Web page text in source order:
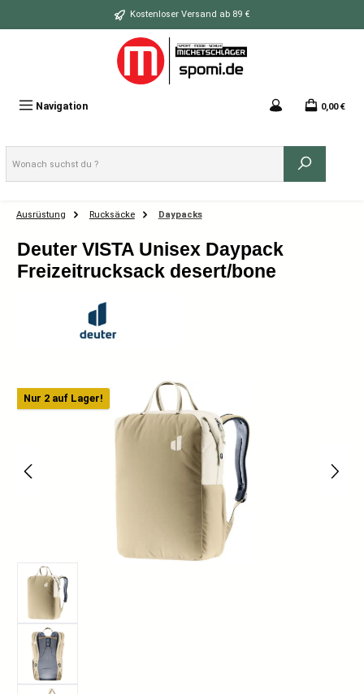
Zum Hauptinhalt springen Kostenloser Versand ab 89 €
Navigation 0,00 €
Ausrüstung Rucksäcke Daypacks
Deuter VISTA Unisex Daypack
Freizeitrucksack desert/bone
Bildergalerie überspringen
Nur 2 auf Lager!